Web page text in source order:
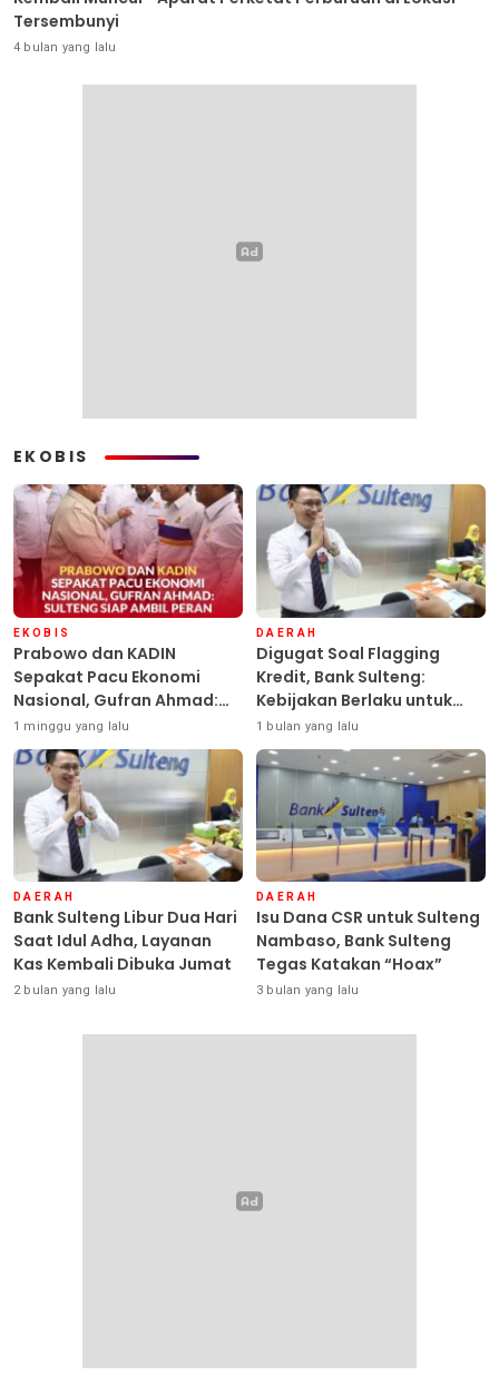
Tersembunyi
4 bulan yang lalu
EKOBIS
EKOBIS
Prabowo dan KADIN
Sepakat Pacu Ekonomi
Nasional, Gufran Ahmad:
Sulteng Siap Ambil Peran
1 minggu yang lalu
DAERAH
Digugat Soal Flagging
Kredit, Bank Sulteng:
Kebijakan Berlaku untuk
Seluruh Debitur ASN
1 bulan yang lalu
DAERAH
Bank Sulteng Libur Dua Hari
Saat Idul Adha, Layanan
Kas Kembali Dibuka Jumat
2 bulan yang lalu
DAERAH
Isu Dana CSR untuk Sulteng
Nambaso, Bank Sulteng
Tegas Katakan “Hoax”
3 bulan yang lalu